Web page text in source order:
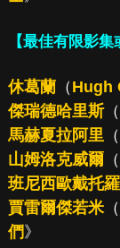
【最佳有限影集
休葛蘭（ Hugh
傑瑞德哈里斯（
馬赫夏拉阿里（
山姆洛克威爾（
班尼西歐戴托羅
賈雷爾傑若米（
們 》